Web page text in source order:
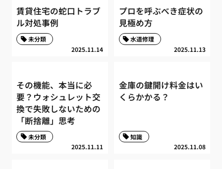
賃貸住宅の蛇口トラブ
ル対処事例
2025.11.14
未分類
プロを呼ぶべき症状の
見極め方
2025.11.13
水道修理
その機能、本当に必
要？ウォシュレット交
換で失敗しないための
「断捨離」思考
2025.11.11
未分類
金庫の鍵開け料金はい
くらかかる？
2025.11.08
知識